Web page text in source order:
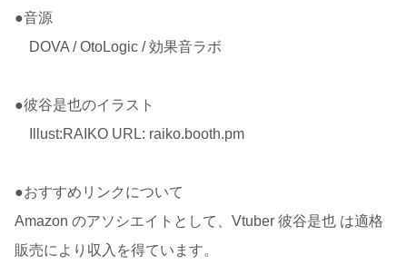
●音源
DOVA / OtoLogic / 効果音ラボ
●彼谷是也のイラスト
Illust:RAIKO URL: raiko.booth.pm
●おすすめリンクについて
Amazon のアソシエイトとして、Vtuber 彼谷是也 は適格
販売により収入を得ています。